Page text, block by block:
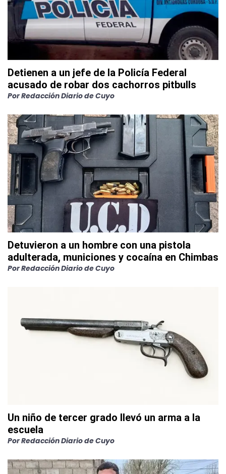
Detienen a un jefe de la Policía Federal
acusado de robar dos cachorros pitbulls
PorRedacción Diario de Cuyo
Detuvieron a un hombre con una pistola
adulterada, municiones y cocaína en Chimbas
PorRedacción Diario de Cuyo
Un niño de tercer grado llevó un arma a la
escuela
PorRedacción Diario de Cuyo